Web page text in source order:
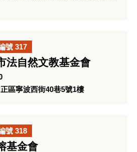
號 317
法自然文教基金會
區寧波西街40巷5號1樓
號 318
基金會